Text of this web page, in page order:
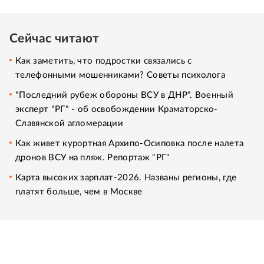
Сейчас читают
Как заметить, что подростки связались с
телефонными мошенниками? Советы психолога
"Последний рубеж обороны ВСУ в ДНР". Военный
эксперт "РГ" - об освобождении Краматорско-
Славянской агломерации
Как живет курортная Архипо-Осиповка после налета
дронов ВСУ на пляж. Репортаж "РГ"
Карта высоких зарплат-2026. Названы регионы, где
платят больше, чем в Москве